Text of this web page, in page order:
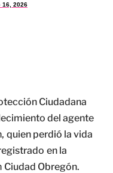
16, 2026
Ciudadana
del agente
quien perdió la vida
en la
Ciudad Obregón.